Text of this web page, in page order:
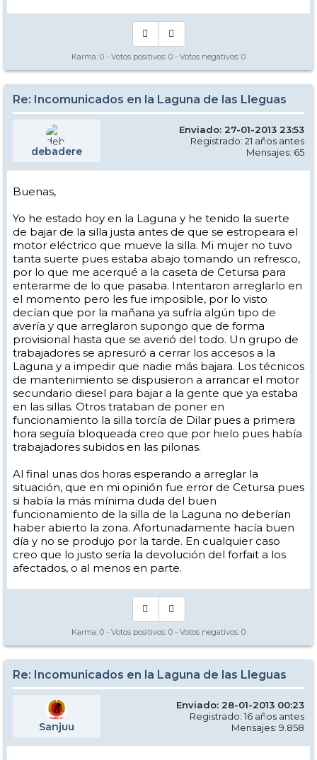
Karma: 0 - Votos positivos: 0 - Votos negativos: 0
Re: Incomunicados en la Laguna de las Lleguas
debadere
Enviado: 27-01-2013 23:53
Registrado: 21 años antes
Mensajes: 65
Buenas,
Yo he estado hoy en la Laguna y he tenido la suerte
de bajar de la silla justa antes de que se estropeara el
motor eléctrico que mueve la silla. Mi mujer no tuvo
tanta suerte pues estaba abajo tomando un refresco,
por lo que me acerqué a la caseta de Cetursa para
enterarme de lo que pasaba. Intentaron arreglarlo en
el momento pero les fue imposible, por lo visto
decían que por la mañana ya sufría algún tipo de
avería y que arreglaron supongo que de forma
provisional hasta que se averió del todo. Un grupo de
trabajadores se apresuró a cerrar los accesos a la
Laguna y a impedir que nadie más bajara. Los técnicos
de mantenimiento se dispusieron a arrancar el motor
secundario diesel para bajar a la gente que ya estaba
en las sillas. Otros trataban de poner en
funcionamiento la silla torcía de Dilar pues a primera
hora seguía bloqueada creo que por hielo pues había
trabajadores subidos en las pilonas.
Al final unas dos horas esperando a arreglar la
situación, que en mi opinión fue error de Cetursa pues
si había la más mínima duda del buen
funcionamiento de la silla de la Laguna no deberían
haber abierto la zona. Afortunadamente hacía buen
día y no se produjo por la tarde. En cualquier caso
creo que lo justo sería la devolución del forfait a los
afectados, o al menos en parte.
Karma: 0 - Votos positivos: 0 - Votos negativos: 0
Re: Incomunicados en la Laguna de las Lleguas
Sanjuu
Enviado: 28-01-2013 00:23
Registrado: 16 años antes
Mensajes: 9.858